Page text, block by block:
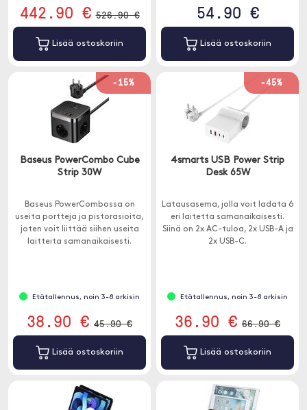
442.90 € 526.90 €
Lisää ostoskoriin
54.90 €
Lisää ostoskoriin
-15%
Baseus PowerCombo Cube
Strip 30W
Baseus PowerCombossa on
useita portteja ja pistorasioita,
joten voit liittää siihen useita
laitteita samanaikaisesti.
Etätallennus, noin 3-8 arkisin
38.90 € 45.90 €
Lisää ostoskoriin
-45%
4smarts USB Power Strip
Desk 65W
Latausasema, jolla voit ladata 6
eri laitetta samanaikaisesti.
Siinä on 2x AC-tuloa, 2x USB-A ja
2x USB-C.
Etätallennus, noin 3-8 arkisin
36.90 € 66.90 €
Lisää ostoskoriin